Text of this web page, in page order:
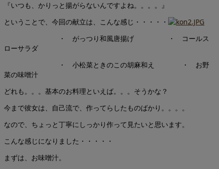
『いつも、かりっと揚がらないんですよね。。。。』
ということで、今回の献立は、こんな感じ・・・・・
・ がっつり和風唐揚げ ・ コールス
ローサラダ
・ 小松菜ときのこの胡麻和え ・ お野
菜の味噌汁
どれも。。。基本のお料理といえば。。。そうかな？
今まで彼女は、自己流で、作ってらしたものばかり。。。。
なので、ちょっと丁寧にしっかり作って見たいと思います。
こんな感じになりました・・・・・
まずは、お味噌汁。